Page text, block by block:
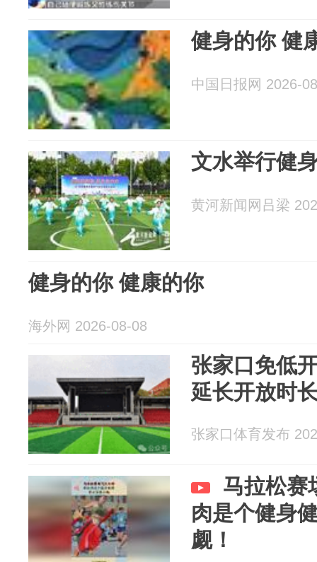
健身的你 健
中国日报网 2026-
文水举行健
黄河新闻网吕梁
健身的你 健康的你
海外网 2026-08-08
张家口免低
延长开放时
张家口体育发布
马拉松赛
肉是个健身
觑！